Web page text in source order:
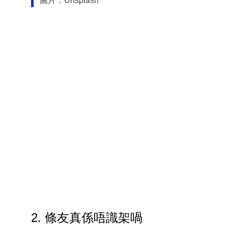
2. 條友真係唔識架喎